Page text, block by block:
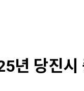
년 당진시